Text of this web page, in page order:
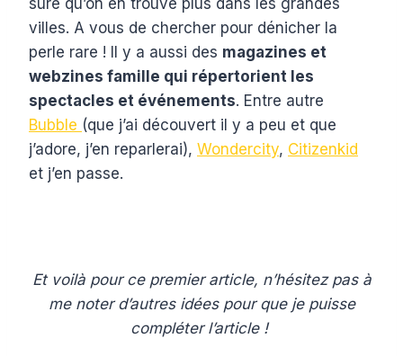
sûre qu’on en trouve plus dans les grandes
villes. A vous de chercher pour dénicher la
perle rare ! Il y a aussi des magazines et
webzines famille qui répertorient les
spectacles et événements. Entre autre
Bubble (que j’ai découvert il y a peu et que
j’adore, j’en reparlerai), Wondercity, Citizenkid
et j’en passe.
Et voilà pour ce premier article, n’hésitez pas à
me noter d’autres idées pour que je puisse
compléter l’article !